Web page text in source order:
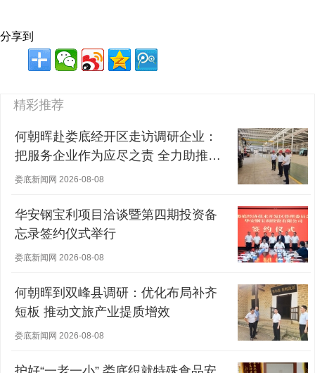
分享到
精彩推荐
何朝晖赴娄底经开区走访调研企业：
把服务企业作为应尽之责 全力助推经
营主体稳健发展
娄底新闻网 2026-08-08
华安钢宝利项目洽谈暨第四期投资备
忘录签约仪式举行
娄底新闻网 2026-08-08
何朝晖到双峰县调研：优化布局补齐
短板 推动文旅产业提质增效
娄底新闻网 2026-08-08